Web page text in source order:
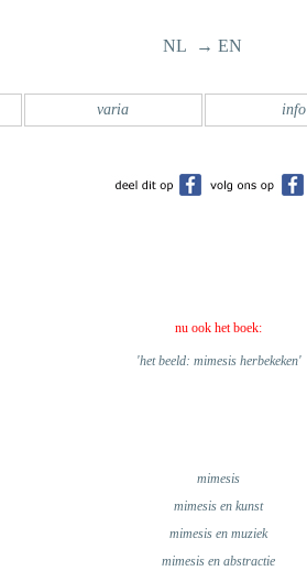
NL → EN
info
varia
nu ook het boek:
'het beeld: mimesis herbekeken'
mimesis
mimesis en kunst
mimesis en muziek
mimesis en abstractie